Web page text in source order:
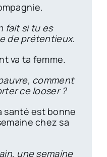
fait si tu es
de prétentieux.
va ta femme.
comment
ce looser ?
santé est bonne
chez sa
une semaine